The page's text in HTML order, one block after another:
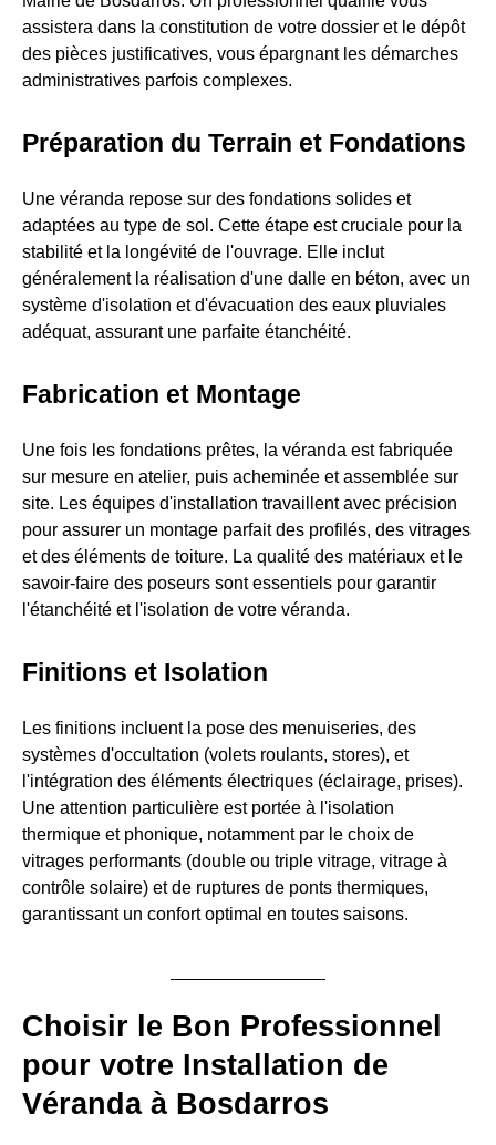
assistera dans la constitution de votre dossier et le dépôt
des pièces justificatives, vous épargnant les démarches
administratives parfois complexes.
Préparation du Terrain et Fondations
Une véranda repose sur des fondations solides et
adaptées au type de sol. Cette étape est cruciale pour la
stabilité et la longévité de l'ouvrage. Elle inclut
généralement la réalisation d'une dalle en béton, avec un
système d'isolation et d'évacuation des eaux pluviales
adéquat, assurant une parfaite étanchéité.
Fabrication et Montage
Une fois les fondations prêtes, la véranda est fabriquée
sur mesure en atelier, puis acheminée et assemblée sur
site. Les équipes d'installation travaillent avec précision
pour assurer un montage parfait des profilés, des vitrages
et des éléments de toiture. La qualité des matériaux et le
savoir-faire des poseurs sont essentiels pour garantir
l'étanchéité et l'isolation de votre véranda.
Finitions et Isolation
Les finitions incluent la pose des menuiseries, des
systèmes d'occultation (volets roulants, stores), et
l'intégration des éléments électriques (éclairage, prises).
Une attention particulière est portée à l'isolation
thermique et phonique, notamment par le choix de
vitrages performants (double ou triple vitrage, vitrage à
contrôle solaire) et de ruptures de ponts thermiques,
garantissant un confort optimal en toutes saisons.
Choisir le Bon Professionnel
pour votre Installation de
Véranda à Bosdarros